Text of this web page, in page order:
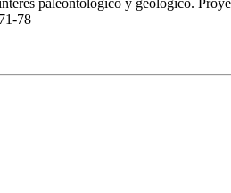
paleontológico y geológico.
71-78